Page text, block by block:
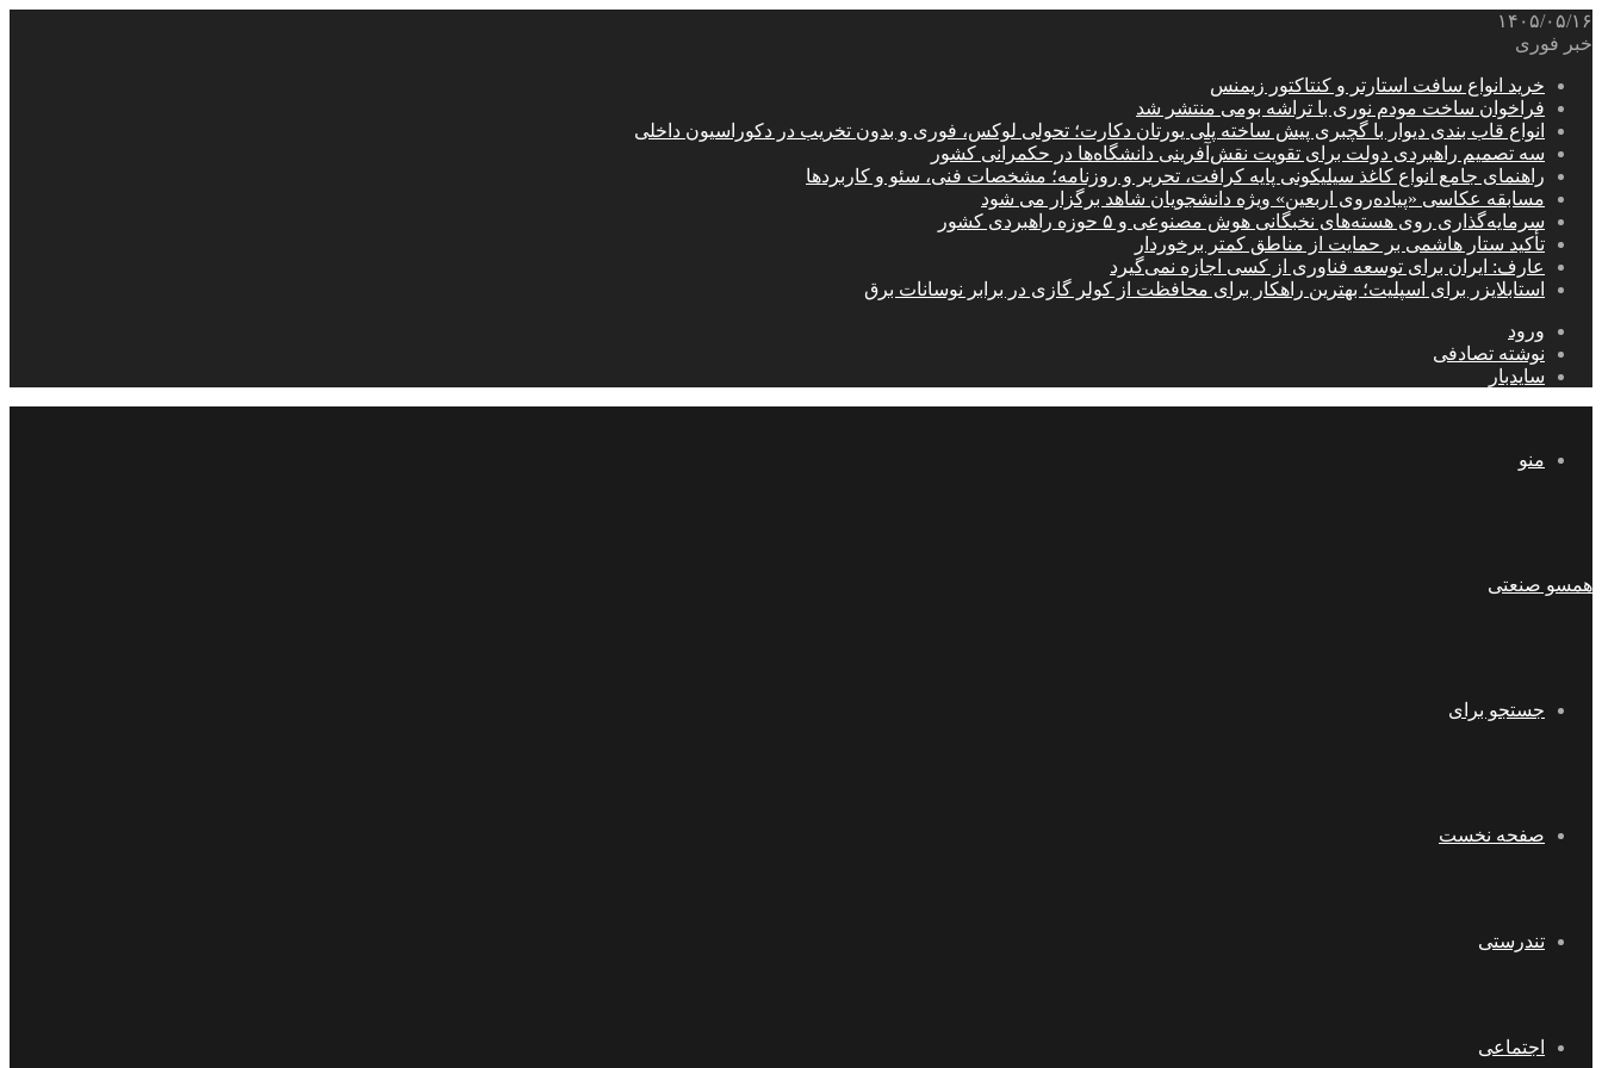
۱۴۰۵/۰۵/۱۶
خبر فوری
خرید انواع سافت استارتر و کنتاکتور زیمنس
فراخوان ساخت مودم نوری با تراشه بومی منتشر شد
انواع قاب بندی دیوار با گچبری پیش ساخته پلی یورتان دکارت؛ تحولی لوکس، فوری و بدون تخریب در دکوراسیون داخلی
سه تصمیم راهبردی دولت برای تقویت نقش‌آفرینی دانشگاه‌ها در حکمرانی کشور
راهنمای جامع انواع کاغذ سیلیکونی پایه کرافت، تحریر و روزنامه؛ مشخصات فنی، سئو و کاربردها
مسابقه عکاسی «پیاده‌روی اربعین» ویژه دانشجویان شاهد برگزار می شود
سرمایه‌گذاری روی هسته‌های نخبگانی هوش مصنوعی و ۵ حوزه راهبردی کشور
تأکید ستار هاشمی بر حمایت از مناطق کمتر برخوردار
عارف: ایران برای توسعه فناوری از کسی اجازه نمی‌گیرد
استابلایزر برای اسپلیت؛ بهترین راهکار برای محافظت از کولر گازی در برابر نوسانات برق
ورود
نوشته تصادفی
سایدبار
منو
همسو صنعتی
جستجو برای
صفحه نخست
تندرستی
اجتماعی